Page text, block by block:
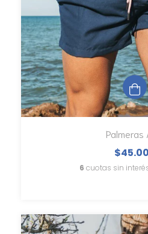
Palmeras
6 cuotas sin